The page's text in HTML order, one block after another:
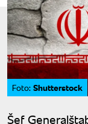
Foto: Shutterstock
Šef